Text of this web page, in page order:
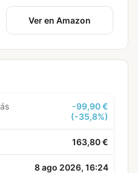
Ver en Amazon
-99,90 €
(-35,8%)
163,80 €
8 ago 2026, 16:24